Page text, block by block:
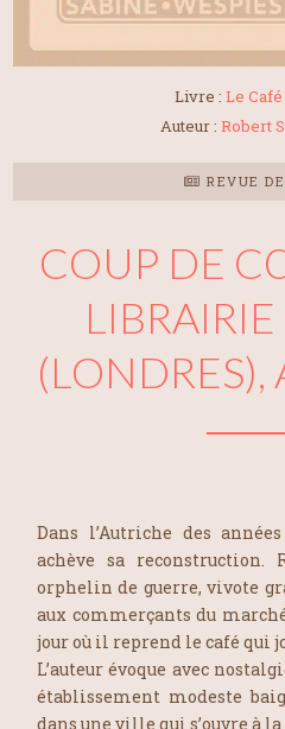
Livre : Le
Auteur : Robert
REVUE
COUP DE
(LONDRES),
Dans l’Autriche des
achève sa reconstruction.
orphelin de guerre, vivote
aux commerçants du
jour où il reprend le café qui
L’auteur évoque avec
établissement modeste
dans une ville qui s’ouvre à